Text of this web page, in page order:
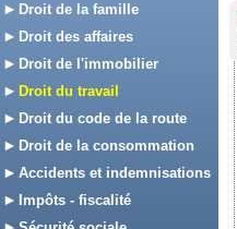
Droit de la famille
Droit des affaires
Droit de l'immobilier
Droit du travail
Droit du code de la route
Droit de la consommation
Accidents et indemnisations
Impôts - fiscalité